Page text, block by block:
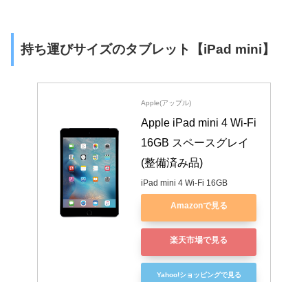
持ち運びサイズのタブレット【iPad mini】
Apple(アップル)
Apple iPad mini 4 Wi-Fi
16GB スペースグレイ
(整備済み品)
iPad mini 4 Wi-Fi 16GB
Amazonで見る
楽天市場で見る
Yahoo!ショッピングで見る